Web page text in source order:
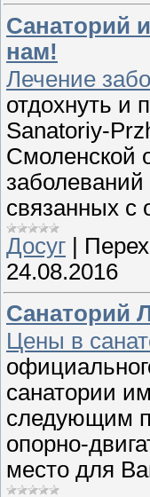
Санаторий
нам!
Лечение
отдохнуть и
Sanatoriy-
Смоленской
связанных с
Досуг |
24.08.2016
Санаторий
Цены в
санатории
следующим
опорно-
место для